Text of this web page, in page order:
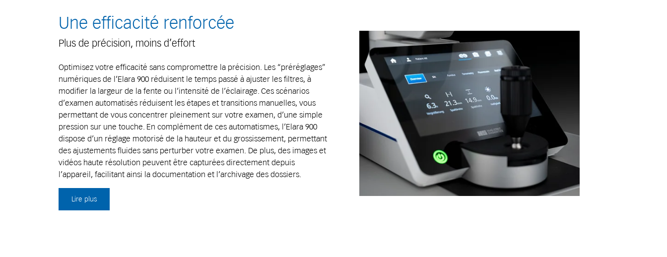
Une efficacité renforcée
Plus de précision, moins d’effort
Optimisez votre efficacité sans compromettre la précision. Les “préréglages”
numériques de l’Elara 900 réduisent le temps passé à ajuster les filtres, à
modifier la largeur de la fente ou l’intensité de l’éclairage. Ces scénarios
d’examen automatisés réduisent les étapes et transitions manuelles, vous
permettant de vous concentrer pleinement sur votre examen, d’une simple
pression sur une touche. En complément de ces automatismes, l’Elara 900
dispose d’un réglage motorisé de la hauteur et du grossissement, permettant
des ajustements fluides sans perturber votre examen. De plus, des images et
vidéos haute résolution peuvent être capturées directement depuis
l’appareil, facilitant ainsi la documentation et l’archivage des dossiers.
Lire plus